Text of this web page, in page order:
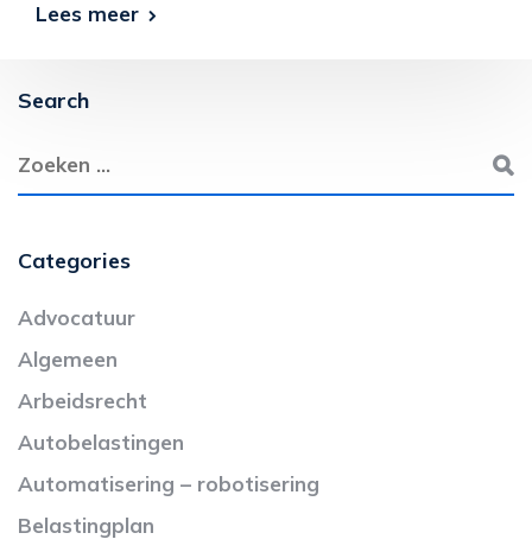
Lees meer
Search
Categories
Advocatuur
Algemeen
Arbeidsrecht
Autobelastingen
Automatisering – robotisering
Belastingplan